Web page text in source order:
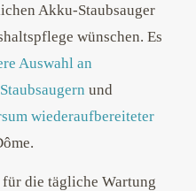
Akku-Staubsauger
wünschen. Es
Auswahl an
und
wiederaufbereiteter
die tägliche Wartung